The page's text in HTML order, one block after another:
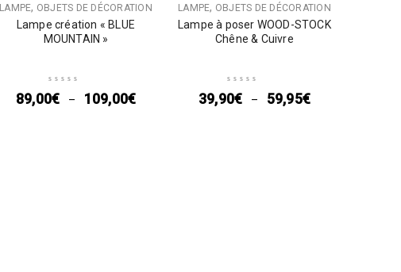
LAMPE, OBJETS DE DÉCORATION
Lampe création « BLUE
MOUNTAIN »
89,00€ – 109,00€
LAMPE, OBJETS DE DÉCORATION
Lampe à poser WOOD-STOCK
Chêne & Cuivre
39,90€ – 59,95€